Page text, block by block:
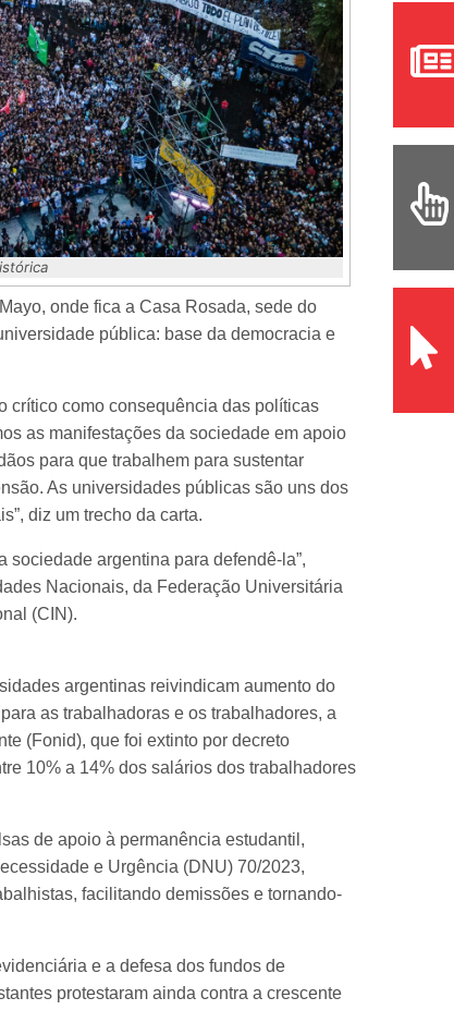
onde fica a Casa Rosada, sede do
pública: base da democracia e
crítico como consequência das políticas
as manifestações da sociedade em apoio
para que trabalhem para sustentar
As universidades públicas são uns dos
diz um trecho da carta.
sociedade argentina para defendê-la”,
Nacionais, da Federação Universitária
(CIN).
argentinas reivindicam aumento do
as trabalhadoras e os trabalhadores, a
(Fonid), que foi extinto por decreto
10% a 14% dos salários dos trabalhadores
de apoio à permanência estudantil,
e Urgência (DNU) 70/2023,
facilitando demissões e tornando-
e a defesa dos fundos de
protestaram ainda contra a crescente